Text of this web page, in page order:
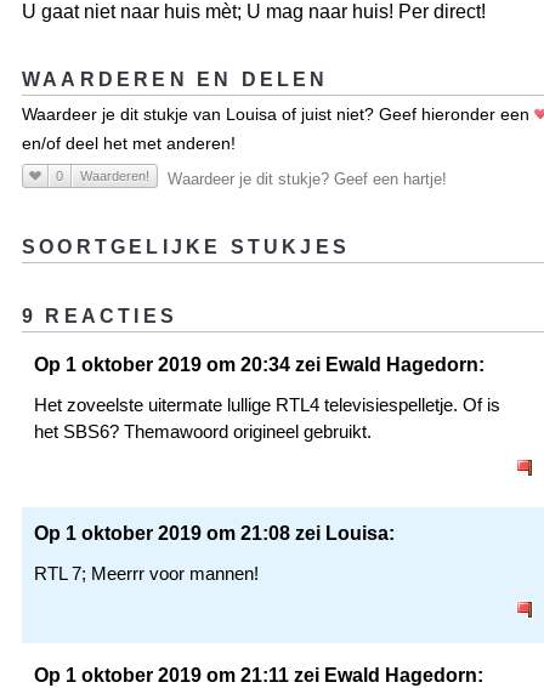
U gaat niet naar huis mèt; U mag naar huis! Per direct!
WAARDEREN EN DELEN
Waardeer je dit stukje van Louisa of juist niet? Geef hieronder een
en/of deel het met anderen!
0 Waarderen! Waardeer je dit stukje? Geef een hartje!
SOORTGELIJKE STUKJES
9 REACTIES
Op 1 oktober 2019 om 20:34 zei Ewald Hagedorn:
Het zoveelste uitermate lullige RTL4 televisiespelletje. Of is
het SBS6? Themawoord origineel gebruikt.
Op 1 oktober 2019 om 21:08 zei Louisa:
RTL 7; Meerrr voor mannen!
Op 1 oktober 2019 om 21:11 zei Ewald Hagedorn: